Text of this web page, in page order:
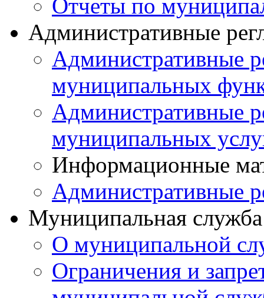
Отчеты по
Административные
Административные
муниципальных
Административные
муниципальных
Информационные
Административные
Муниципальная служба
О муниципальной
Ограничения и